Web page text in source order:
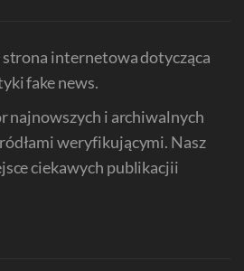
internetowa dotycząca
fake news.
najnowszych i archiwalnych
weryfikującymi. Nasz
ciekawych publikacjii